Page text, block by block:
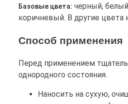
Базовые цвета: черный,
коричневый. В другие цвета
Способ применения
Перед применением
однородного состояния.
Наносить на сухую,